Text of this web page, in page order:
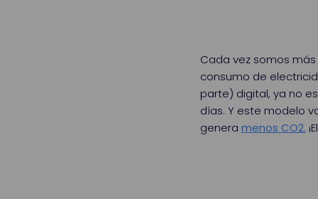
Cada vez somos
consumo de
parte) digital, ya no
días. Y este modelo
genera menos CO2.